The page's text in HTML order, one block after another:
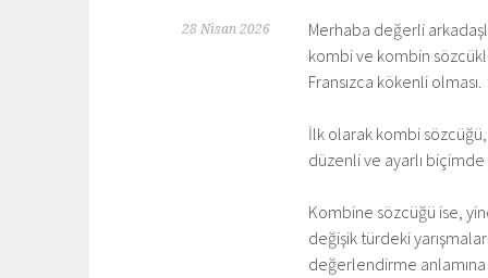
28 Nisan 2026
Merhaba değerli
kombi ve kombin
Fransızca kökenli olması.
İlk olarak kombi sözcüğü,
düzenli ve ayarlı
Kombine sözcüğü ise,
değişik türdeki
değerlendirme